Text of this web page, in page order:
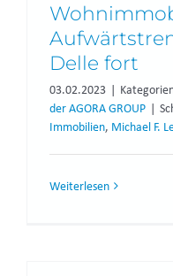
Delle fort
03.02.2023 |
der AGORA GROUP |
Immobilien, Michael F.
Weiterlesen